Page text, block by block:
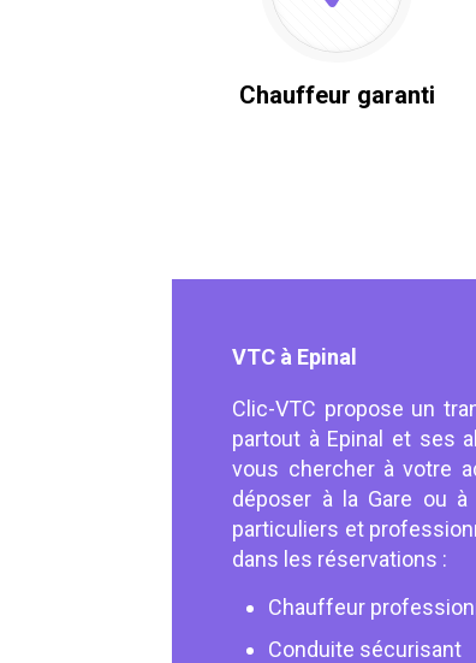
Chauffeur garanti
VTC à Epinal
Clic-VTC propose un
partout à Epinal et ses
vous chercher à votre
déposer à la Gare ou
particuliers et
dans les réservations :
Chauffeur
Conduite sécurisant